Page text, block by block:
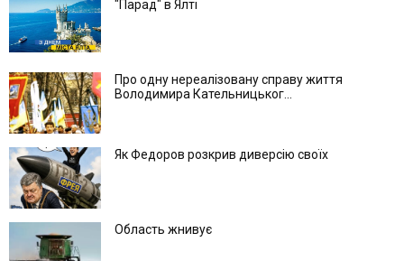
"Парад" в Ялті
Про одну нереалізовану справу життя
Володимира Кательницьког...
Як Федоров розкрив диверсію своїх
Область жнивує